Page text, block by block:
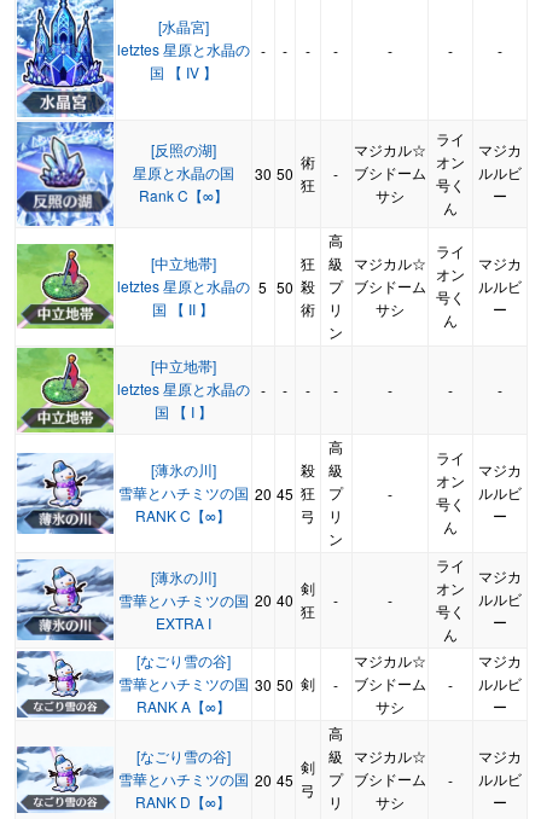
[水晶宮]
letztes 星原と水晶の
国 【 IV 】
- - - - - - -
[反照の湖]
星原と水晶の国
Rank C【∞】
30 50
術
狂
-
マジカル☆
ブシドーム
サシ
ライ
オン
号く
ん
マジカ
ルルビ
ー
[中立地帯]
letztes 星原と水晶の
国 【 II 】
5 50
狂
殺
術
高
級
プ
リ
ン
マジカル☆
ブシドーム
サシ
ライ
オン
号く
ん
マジカ
ルルビ
ー
[中立地帯]
letztes 星原と水晶の
国 【 I 】
- - - - - - -
[薄氷の川]
雪華とハチミツの国
RANK C【∞】
20 45
殺
狂
弓
高
級
プ
リ
ン
-
ライ
オン
号く
ん
マジカ
ルルビ
ー
[薄氷の川]
雪華とハチミツの国
EXTRA I
20 40
剣
狂
- -
ライ
オン
号く
ん
マジカ
ルルビ
ー
[なごり雪の谷]
雪華とハチミツの国
RANK A【∞】
30 50 剣 -
マジカル☆
ブシドーム
サシ
-
マジカ
ルルビ
ー
[なごり雪の谷]
雪華とハチミツの国
RANK D【∞】
20 45
剣
弓
高
級
プ
リ
マジカル☆
ブシドーム
サシ
-
マジカ
ルルビ
ー